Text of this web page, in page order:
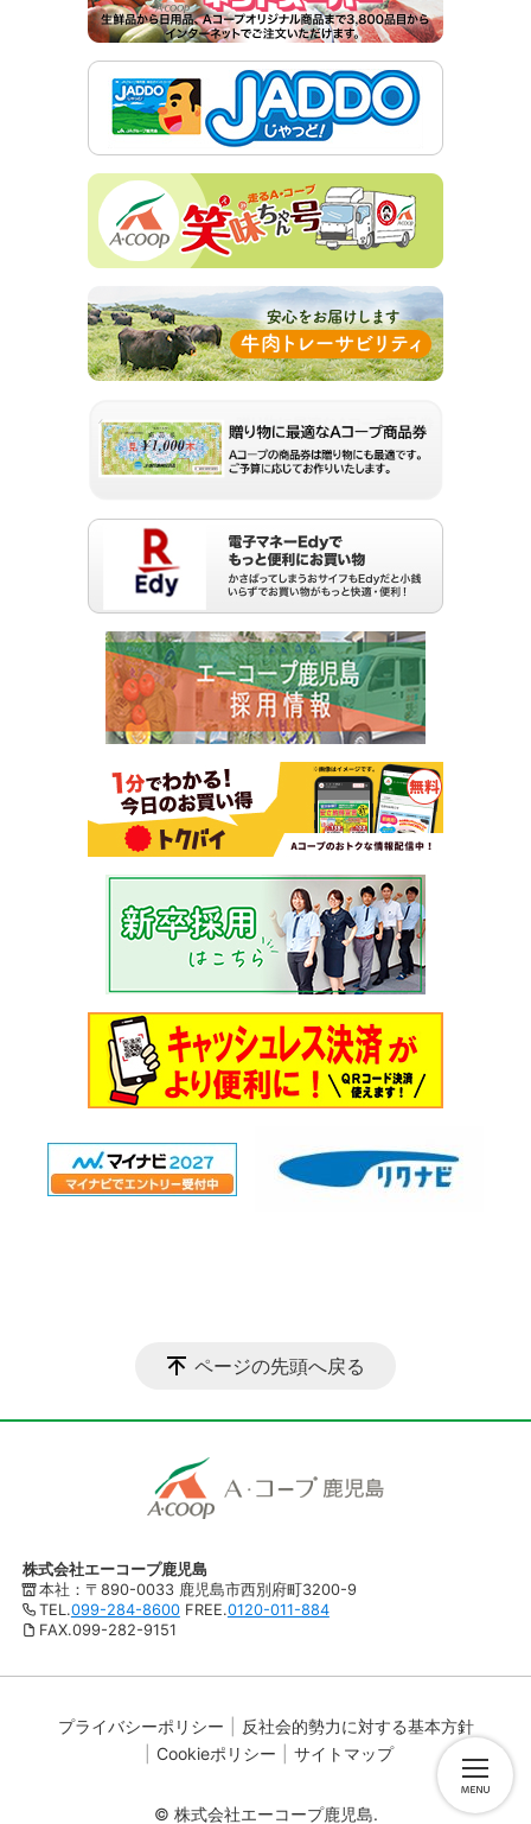
ページの先頭へ戻る
株式会社エーコープ鹿児島
本社：〒890-0033 鹿児島市西別府町3200-9
TEL.099-284-8600FREE.0120-011-884
FAX.099-282-9151
プライバシーポリシー
反社会的勢力に対する基本方針
Cookieポリシー
サイトマップ
© 株式会社エーコープ鹿児島.